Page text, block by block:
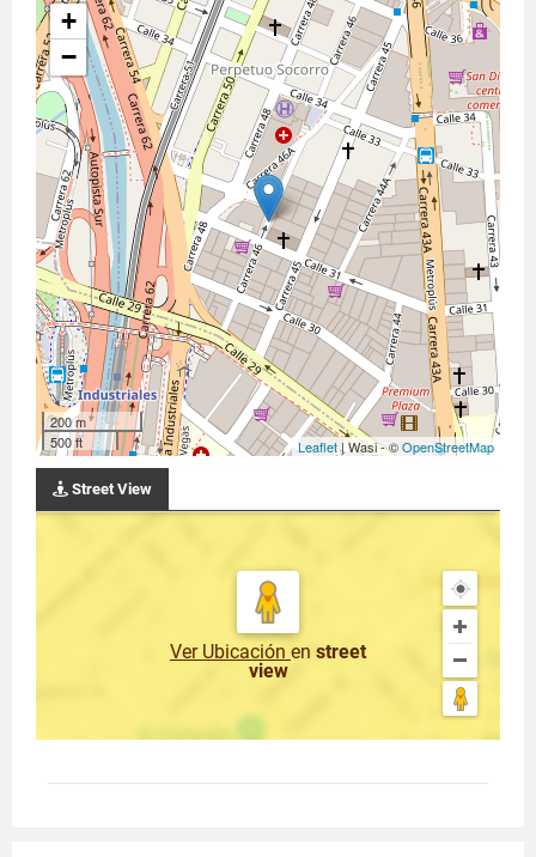
+
−
200 m
500 ft
Leaflet| Wasi - ©OpenStreetMap
Street View
Ver Ubicación en street
view